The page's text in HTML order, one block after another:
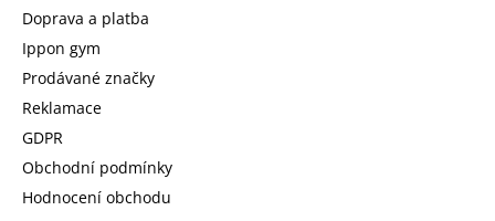
Doprava a platba
Ippon gym
Prodávané značky
Reklamace
GDPR
Obchodní podmínky
Hodnocení obchodu